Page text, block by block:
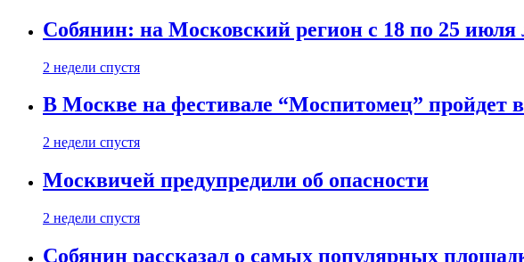
Собянин: на Московский регион с 18 по 25
2 недели спустя
В Москве на фестивале “Моспитомец” пройдет
2 недели спустя
Москвичей предупредили об опасности
2 недели спустя
Собянин рассказал о самых популярных